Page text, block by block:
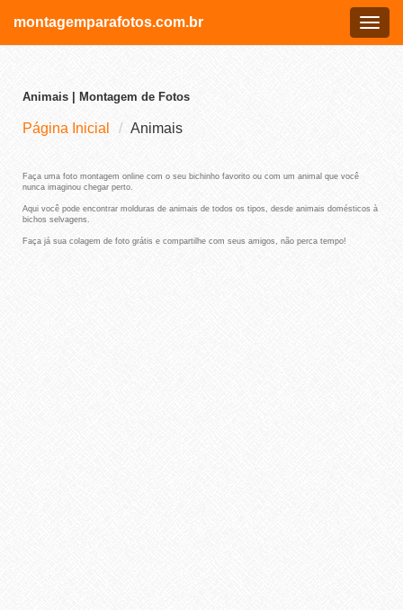
Menu
montagemparafotos.com.br
Animais | Montagem de Fotos
Página Inicial Animais
Faça uma foto montagem online com o seu bichinho favorito ou com um animal que você
nunca imaginou chegar perto.
Aqui você pode encontrar molduras de animais de todos os tipos, desde animais domésticos à
bichos selvagens.
Faça já sua colagem de foto grátis e compartilhe com seus amigos, não perca tempo!